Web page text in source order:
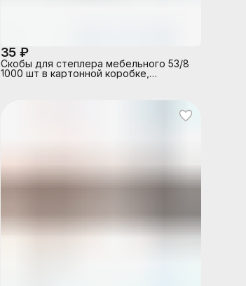
35 ₽
Скобы для степлера мебельного 53/8
1000 шт в картонной коробке,